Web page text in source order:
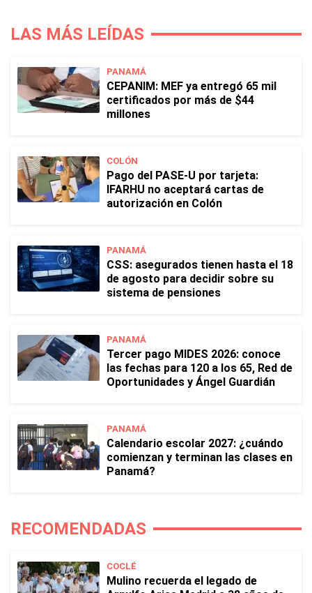
LAS MÁS LEÍDAS
PANAMÁ
CEPANIM: MEF ya entregó 65 mil
certificados por más de $44
millones
COLÓN
Pago del PASE-U por tarjeta:
IFARHU no aceptará cartas de
autorización en Colón
PANAMÁ
CSS: asegurados tienen hasta el 18
de agosto para decidir sobre su
sistema de pensiones
PANAMÁ
Tercer pago MIDES 2026: conoce
las fechas para 120 a los 65, Red de
Oportunidades y Ángel Guardián
PANAMÁ
Calendario escolar 2027: ¿cuándo
comienzan y terminan las clases en
Panamá?
RECOMENDADAS
COCLÉ
Mulino recuerda el legado de